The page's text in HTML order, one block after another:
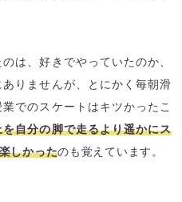
は、好きでやっていたのか、
りませんが、とにかく毎朝滑
でのスケートはキツかったこ
を自分の脚で走るより遥かにス
しかったのも覚えています。